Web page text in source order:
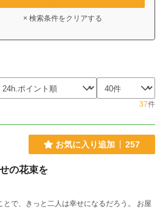
× 検索条件をクリアする
37件
お気に入り追加 257
の花束を
で、きっと二人は幸せになるだろう。 お屋